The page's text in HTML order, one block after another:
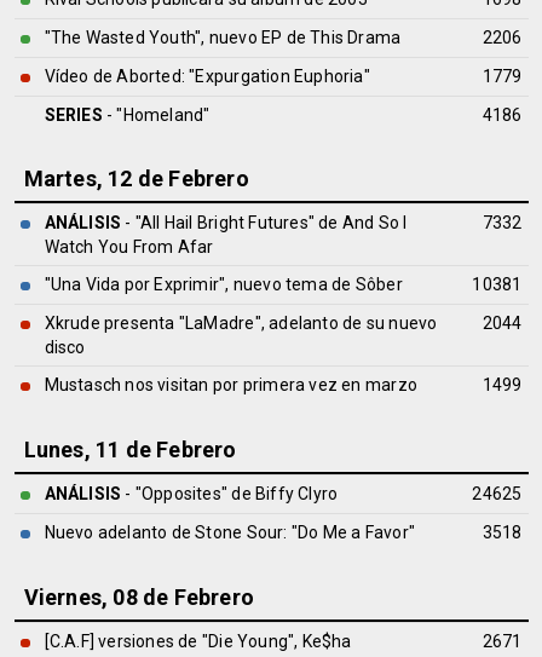
"The Wasted Youth", nuevo EP de This Drama
2206
Vídeo de Aborted: "Expurgation Euphoria"
1779
SERIES - "Homeland" 4186
Martes, 12 de Febrero
ANÁLISIS - "All Hail Bright Futures" de And So I
Watch You From Afar
7332
"Una Vida por Exprimir", nuevo tema de Sôber
10381
Xkrude presenta "LaMadre", adelanto de su nuevo
disco
2044
Mustasch nos visitan por primera vez en marzo 1499
Lunes, 11 de Febrero
ANÁLISIS - "Opposites" de Biffy Clyro
24625
Nuevo adelanto de Stone Sour: "Do Me a Favor"
3518
Viernes, 08 de Febrero
[C.A.F] versiones de "Die Young", Ke$ha
2671